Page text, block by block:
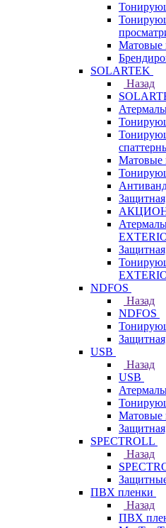
Матовые
SOLARTEK
Назад
Матовые
NDFOS
Назад
NDFOS
USB
Назад
USB
Матовые
SPECTROLL
Назад
ПВХ пленки
Назад
ПВХ